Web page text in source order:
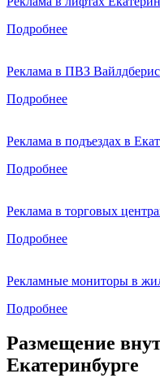
Подробнее
Реклама в ПВЗ Вайлдберис
Подробнее
Реклама в подъездах в
Подробнее
Реклама в торговых
Подробнее
Рекламные мониторы в
Подробнее
Размещение
Екатеринбурге